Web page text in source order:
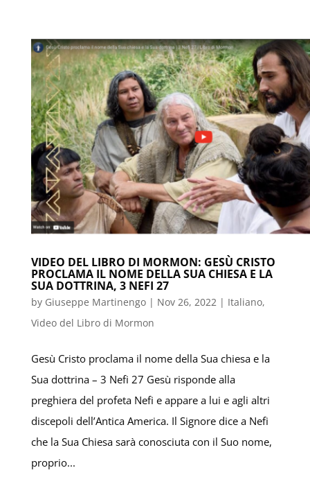
VIDEO DEL LIBRO DI MORMON: GESÙ CRISTO
PROCLAMA IL NOME DELLA SUA CHIESA E LA
SUA DOTTRINA, 3 NEFI 27
by Giuseppe Martinengo| Nov 26, 2022| Italiano,
Video del Libro di Mormon
Gesù Cristo proclama il nome della Sua chiesa e la
Sua dottrina – 3 Nefi 27 Gesù risponde alla
preghiera del profeta Nefi e appare a lui e agli altri
discepoli dell’Antica America. Il Signore dice a Nefi
che la Sua Chiesa sarà conosciuta con il Suo nome,
proprio...